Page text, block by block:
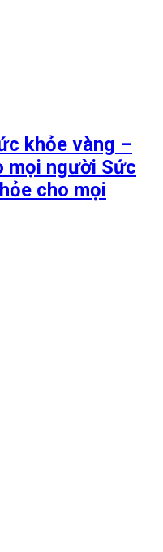
khỏe vàng –
mọi người Sức
cho mọi